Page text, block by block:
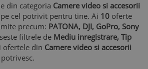
din categoria Camere video si accesorii
cel potrivit pentru tine. Ai 10 oferte
precum: PATONA, DJI, GoPro, Sony
filtrele de Mediu inregistrare, Tip
ofertele din Camere video si accesorii